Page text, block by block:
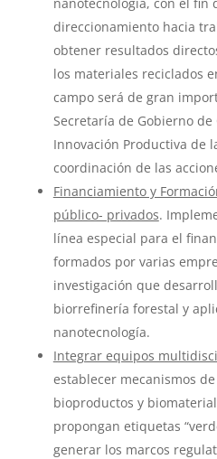
direccionamiento hacia
obtener resultados
los materiales reciclados
campo será de gran
Secretaría de Gobierno de
Innovación Productiva de
coordinación de las
Financiamiento y
público- privados.
línea especial para el
formados por varias
investigación que
biorrefinería forestal y
nanotecnología.
Integrar equipos
establecer mecanismos
bioproductos y
propongan etiquetas
generar los marcos